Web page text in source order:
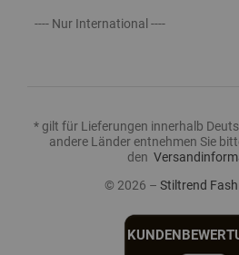
---- Nur International ----
* gilt für Lieferungen innerhalb
andere Länder entnehmen Sie
den
© 2026 – Stiltrend